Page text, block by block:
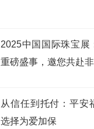
2025中国国际珠宝展
重磅盛事，邀您共赴
从信任到托付：平安
选择为爱加保